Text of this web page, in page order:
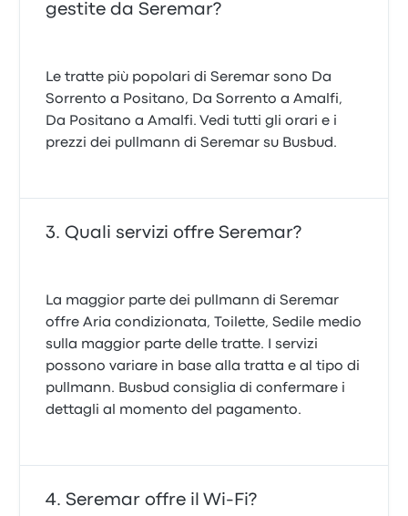
gestite da Seremar?
Le tratte più popolari di Seremar sono Da
Sorrento a Positano, Da Sorrento a Amalfi,
Da Positano a Amalfi. Vedi tutti gli orari e i
prezzi dei pullmann di Seremar su Busbud.
Quali servizi offre Seremar?
La maggior parte dei pullmann di Seremar
offre Aria condizionata, Toilette, Sedile medio
sulla maggior parte delle tratte. I servizi
possono variare in base alla tratta e al tipo di
pullmann. Busbud consiglia di confermare i
dettagli al momento del pagamento.
Seremar offre il Wi-Fi?